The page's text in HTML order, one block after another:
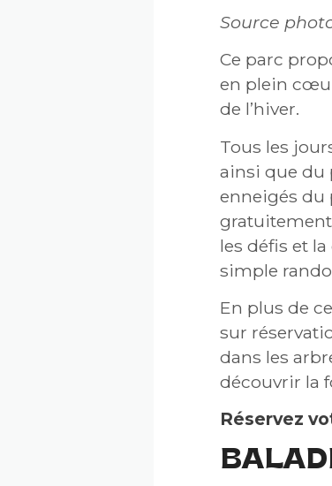
Source
Ce parc
en plein
de l’hiver.
Tous les
ainsi que du
enneigés du
les défis et
simple
En plus de
sur
dans les
découvrir la
Réservez